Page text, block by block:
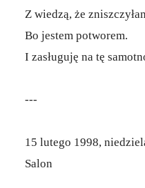
Z wiedzą, że
Bo jestem potworem.
I zasługuję na tę
---
15 lutego 1998,
Salon